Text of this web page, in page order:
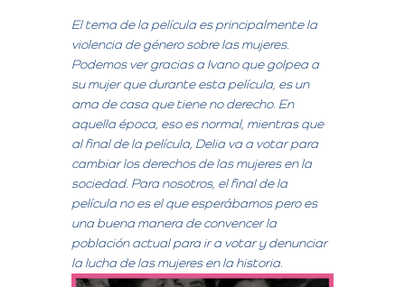
El tema de la película es principalmente la
violencia de género sobre las mujeres.
Podemos ver gracias a Ivano que golpea a
su mujer que durante esta película, es un
ama de casa que tiene no derecho. En
aquella época, eso es normal, mientras que
al final de la película, Delia va a votar para
cambiar los derechos de las mujeres en la
sociedad. Para nosotros, el final de la
película no es el que esperábamos pero es
una buena manera de convencer la
población actual para ir a votar y denunciar
la lucha de las mujeres en la historia.